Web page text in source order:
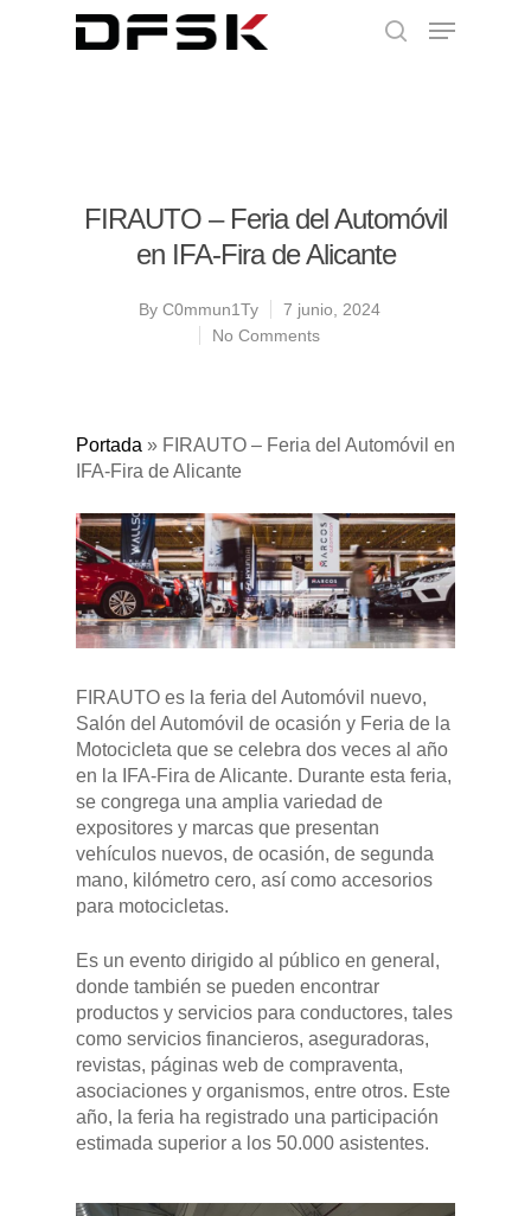
Pulse Enter para buscar o ESC para cerrar
FIRAUTO – Feria del Automóvil
en IFA-Fira de Alicante
By C0mmun1Ty
7 junio, 2024
No Comments
Portada » FIRAUTO – Feria del Automóvil en
IFA-Fira de Alicante
FIRAUTO es la feria del Automóvil nuevo,
Salón del Automóvil de ocasión y Feria de la
Motocicleta que se celebra dos veces al año
en la IFA-Fira de Alicante. Durante esta feria,
se congrega una amplia variedad de
expositores y marcas que presentan
vehículos nuevos, de ocasión, de segunda
mano, kilómetro cero, así como accesorios
para motocicletas.
Es un evento dirigido al público en general,
donde también se pueden encontrar
productos y servicios para conductores, tales
como servicios financieros, aseguradoras,
revistas, páginas web de compraventa,
asociaciones y organismos, entre otros. Este
año, la feria ha registrado una participación
estimada superior a los 50.000 asistentes.